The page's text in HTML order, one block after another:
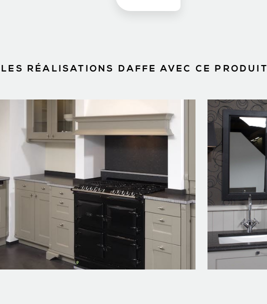
RÉALISATIONS DAFFE AVEC CE PRODUIT